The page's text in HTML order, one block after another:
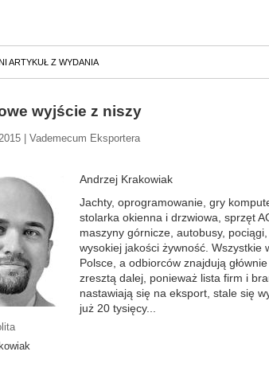
ARTYKUŁ Z WYDANIA
wyjście z niszy
| Vademecum Eksportera
Andrzej Krakowiak
Jachty, oprogramowanie, gry
stolarka okienna i drzwiowa, sprzęt
maszyny górnicze, autobusy,
wysokiej jakości żywność. Wszystkie
Polsce, a odbiorców znajdują
zresztą dalej, ponieważ lista firm i
nastawiają się na eksport, stale się
już 20 tysięcy...